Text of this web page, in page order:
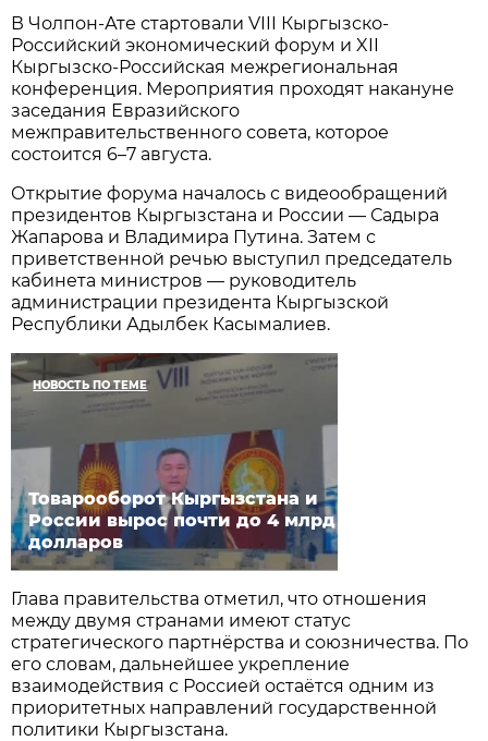
В Чолпон-Ате стартовали VIII Кыргызско-
Российский экономический форум и XII
Кыргызско-Российская межрегиональная
конференция. Мероприятия проходят накануне
заседания Евразийского
межправительственного совета, которое
состоится 6–7 августа.
Открытие форума началось с видеообращений
президентов Кыргызстана и России — Садыра
Жапарова и Владимира Путина. Затем с
приветственной речью выступил председатель
кабинета министров — руководитель
администрации президента Кыргызской
Республики Адылбек Касымалиев.
НОВОСТЬ ПО ТЕМЕ
Товарооборот Кыргызстана и
России вырос почти до 4 млрд
долларов
Глава правительства отметил, что отношения
между двумя странами имеют статус
стратегического партнёрства и союзничества. По
его словам, дальнейшее укрепление
взаимодействия с Россией остаётся одним из
приоритетных направлений государственной
политики Кыргызстана.